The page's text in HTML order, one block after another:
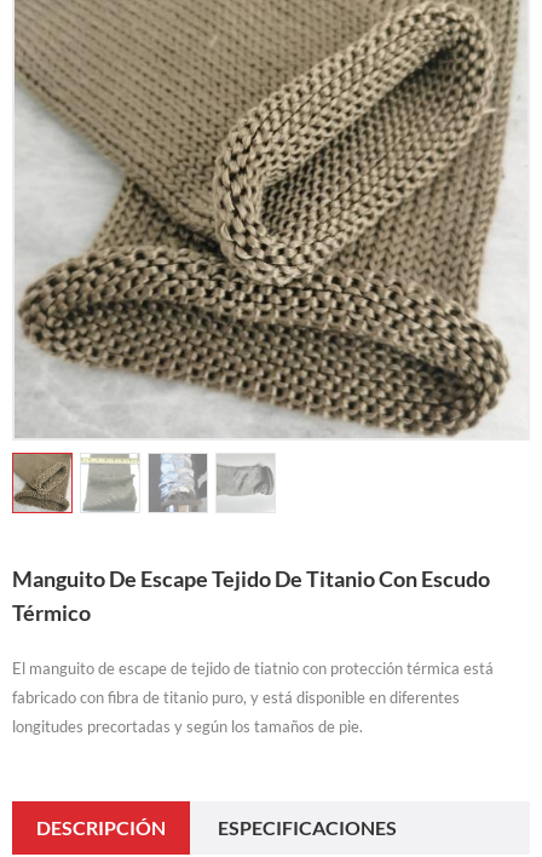
Manguito De Escape Tejido De Titanio Con Escudo
Térmico
El manguito de escape de tejido de tiatnio con protección térmica está
fabricado con fibra de titanio puro, y está disponible en diferentes
longitudes precortadas y según los tamaños de pie.
DESCRIPCIÓN ESPECIFICACIONES